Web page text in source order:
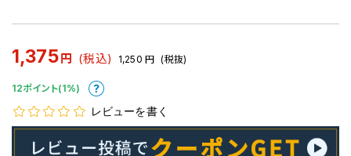
1,375 円 (税込) 1,250 円 (税抜)
12ポイント(1%)
レビューを書く